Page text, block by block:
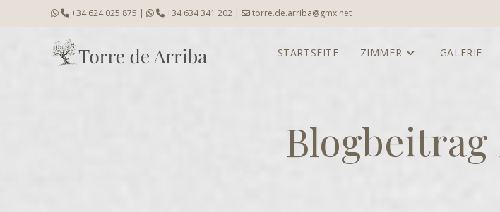
+34 624 025 875 | +34 634 341 202 | torre.de.arriba@gmx.net
STARTSEITE ZIMMER GALERIE
Blogbeitrag